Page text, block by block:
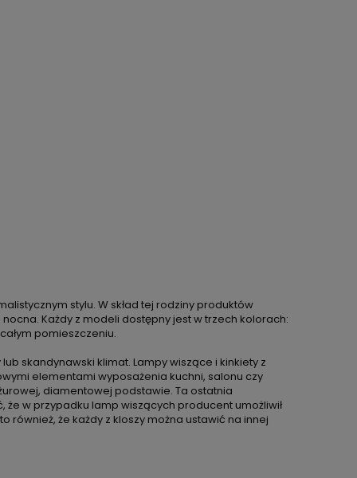
stylu. W skład tej rodziny produktów
Każdy z modeli dostępny jest w trzech kolorach:
pomieszczeniu.
skandynawski klimat. Lampy wiszące i kinkiety z
elementami wyposażenia kuchni, salonu czy
diamentowej podstawie. Ta ostatnia
w przypadku lamp wiszących producent umożliwił
że każdy z kloszy można ustawić na innej